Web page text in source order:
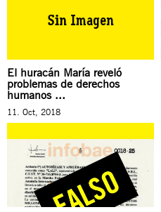
El huracán María reveló
problemas de derechos
humanos ...
11. Oct, 2018